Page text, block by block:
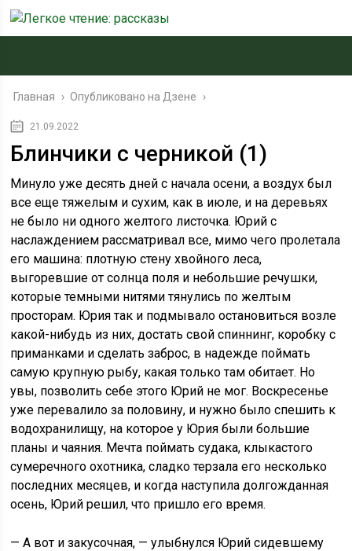
Главная › Опубликовано на Дзене ›
21.09.2022
Блинчики с черникой (1)
Минуло уже десять дней с начала осени, а воздух был
все еще тяжелым и сухим, как в июле, и на деревьях
не было ни одного желтого листочка. Юрий с
наслаждением рассматривал все, мимо чего пролетала
его машина: плотную стену хвойного леса,
выгоревшие от солнца поля и небольшие речушки,
которые темными нитями тянулись по желтым
просторам. Юрия так и подмывало остановиться возле
какой-нибудь из них, достать свой спиннинг, коробку с
приманками и сделать заброс, в надежде поймать
самую крупную рыбу, какая только там обитает. Но
увы, позволить себе этого Юрий не мог. Воскресенье
уже перевалило за половину, и нужно было спешить к
водохранилищу, на которое у Юрия были большие
планы и чаяния. Мечта поймать судака, клыкастого
сумеречного охотника, сладко терзала его несколько
последних месяцев, и когда наступила долгожданная
осень, Юрий решил, что пришло его время.
— А вот и закусочная, — улыбнулся Юрий сидевшему